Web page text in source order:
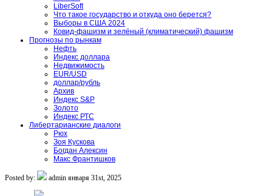
LiberSoft
Что такое государство и откуда оно берется?
Выборы в США 2024
Ковид-фашизм и зелёный (климатический) фашизм
Прогнозы по рынкам
Нефть
Индекс доллара
Недвижимость
EUR/USD
доллар/рубль
Архив
Индекс S&P
Золото
Индекс РТС
Либертарианские диалоги
Рюх
Зоя Кускова
Богдан Алексин
Макс Франтишков
Posted by: admin января 31st, 2025